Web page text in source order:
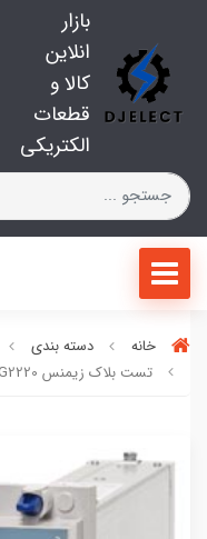
بازار
انلاین
کالا و
قطعات
الکتریکی
خانه دسته بندی
تست بلاک زیمنس 7XG2220